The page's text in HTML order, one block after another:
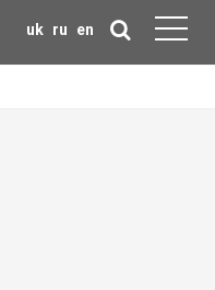
uk ru en